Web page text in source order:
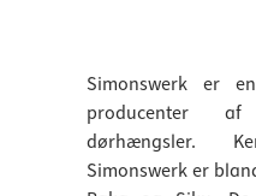
Simonswerk er
producenter
dørhængsler.
Simonswerk er